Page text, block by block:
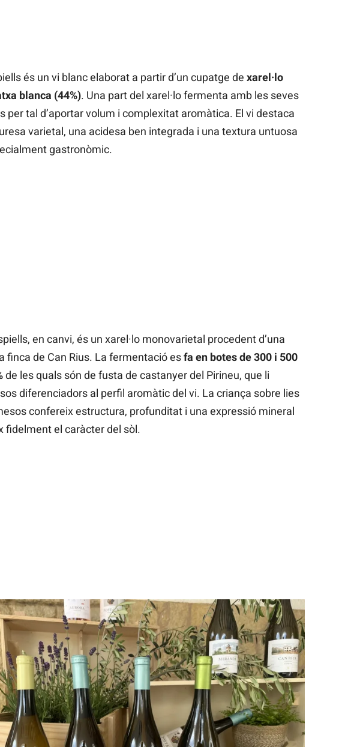
és un vi blanc elaborat a partir d’un cupatge de xarel·lo
blanca (44%). Una part del xarel·lo fermenta amb les seves
per tal d’aportar volum i complexitat aromàtica. El vi destaca
varietal, una acidesa ben integrada i una textura untuosa
gastronòmic.
en canvi, és un xarel·lo monovarietal procedent d’una
finca de Can Rius. La fermentació esfa en botes de 300 i 500
de les quals són de fusta de castanyer del Pirineu, que li
diferenciadors al perfil aromàtic del vi. La criança sobre lies
confereix estructura, profunditat i una expressió mineral
fidelment el caràcter del sòl.